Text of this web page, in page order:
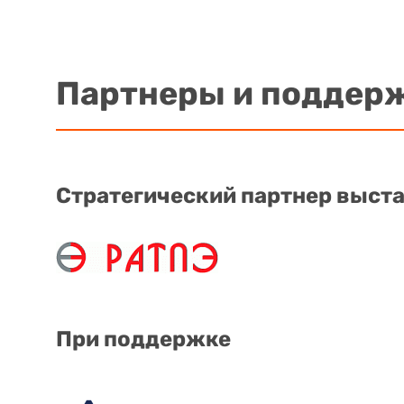
Партнеры и
Стратегический партнер
При поддержке